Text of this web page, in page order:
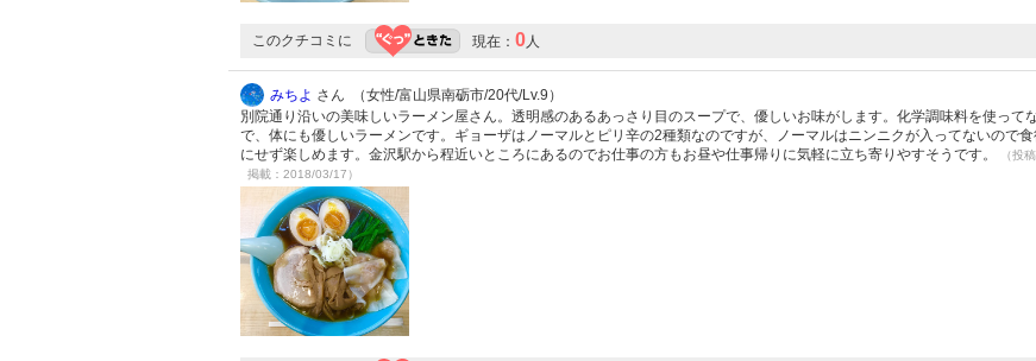
このクチコミに 現在： 0人
みちよ さん （女性/富山県南砺市/20代/Lv.9）
別院通り沿いの美味しいラーメン屋さん。透明感のあるあっさり目のスープで、優しいお味がします。化学調味料を使って
で、体にも優しいラーメンです。ギョーザはノーマルとピリ辛の2種類なのですが、ノーマルはニンニクが入ってないので
にせず楽しめます。金沢駅から程近いところにあるのでお仕事の方もお昼や仕事帰りに気軽に立ち寄りやすそうです。
（投
掲載：2018/03/17）